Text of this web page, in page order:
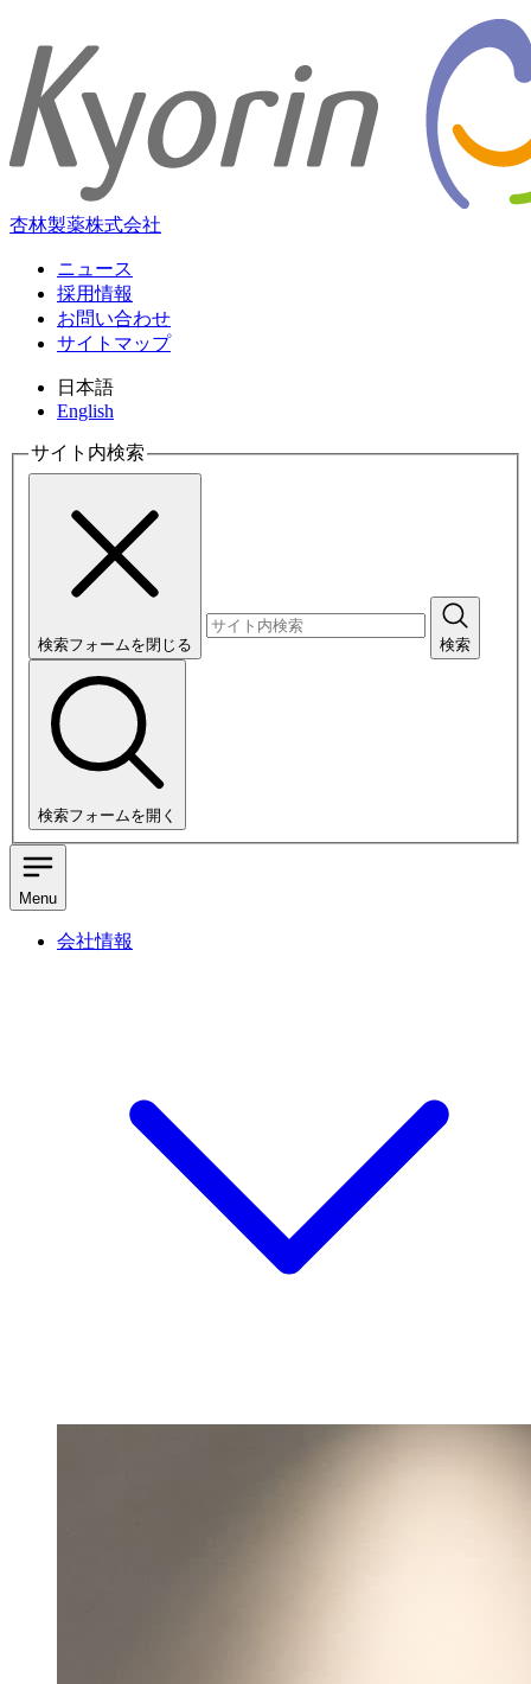
杏林製薬株式会社
ニュース
採用情報
お問い合わせ
サイトマップ
日本語
English
サイト内検索
検索フォームを閉じる 検索
検索フォームを開く
Menu
会社情報